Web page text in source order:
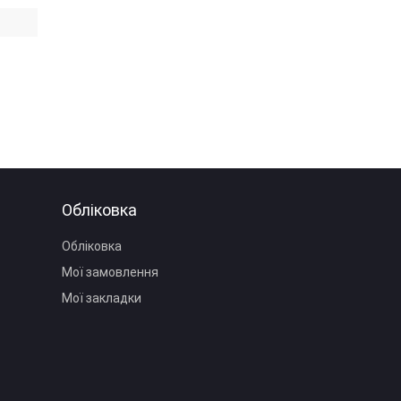
Обліковка
Обліковка
Мої замовлення
Мої закладки